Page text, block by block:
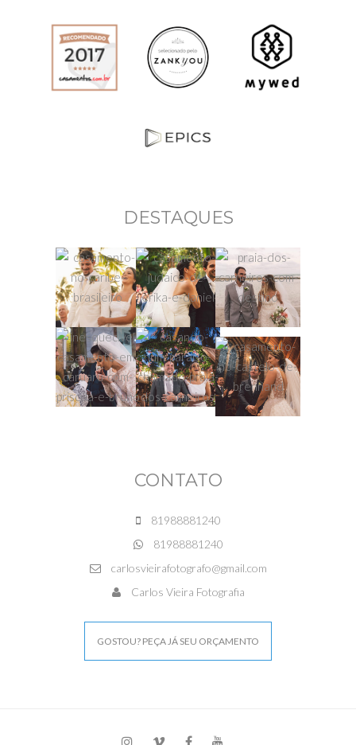
DESTAQUES
CONTATO
81988881240
81988881240
carlosvieirafotografo@gmail.com
Carlos Vieira Fotografia
GOSTOU? PEÇA JÁ SEU ORÇAMENTO